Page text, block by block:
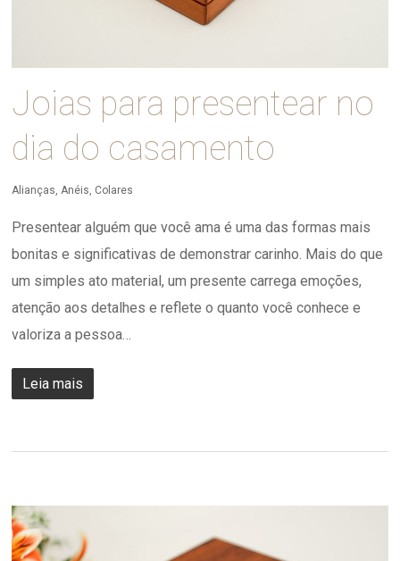
Joias para presentear no
dia do casamento
Alianças Anéis Colares
Presentear alguém que você ama é uma das formas mais
bonitas e significativas de demonstrar carinho. Mais do que
um simples ato material, um presente carrega emoções,
atenção aos detalhes e reflete o quanto você conhece e
valoriza a pessoa…
Leia mais